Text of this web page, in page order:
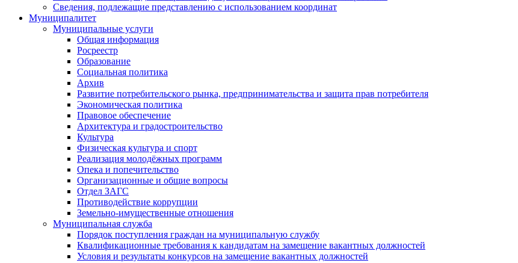
Сведения, подлежащие представлению с использованием координат
Муниципалитет
Муниципальные услуги
Общая информация
Росреестр
Образование
Социальная политика
Архив
Развитие потребительского рынка, предпринимательства и защита прав потребителя
Экономическая политика
Правовое обеспечение
Архитектура и градостроительство
Культура
Физическая культура и спорт
Реализация молодёжных программ
Опека и попечительство
Организационные и общие вопросы
Отдел ЗАГС
Противодействие коррупции
Земельно-имущественные отношения
Муниципальная служба
Порядок поступления граждан на муниципальную службу
Квалификационные требования к кандидатам на замещение вакантных должностей
Условия и результаты конкурсов на замещение вакантных должностей